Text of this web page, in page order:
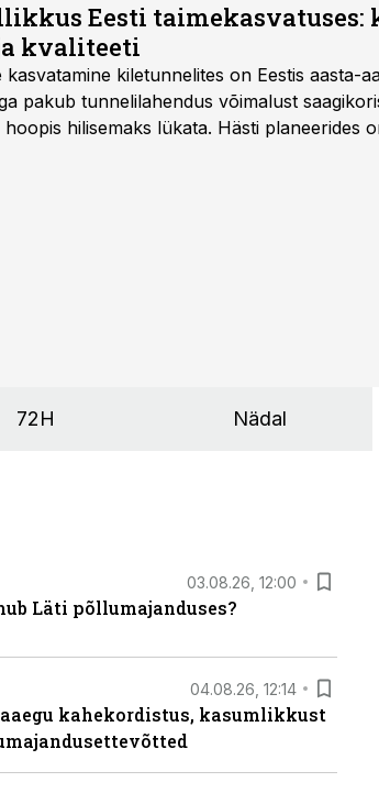
Eesti taimekasvatuses:
kvaliteeti
kasvatamine kiletunnelites on Eestis aasta-
pakub tunnelilahendus võimalust
hilisemaks lükata. Hästi planeerides
72H Nädal
03.08.26, 12:00
Läti põllumajanduses?
04.08.26, 12:14
kahekordistus, kasumlikkust